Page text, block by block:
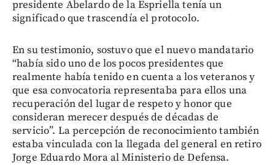
presidente Abelardo de la Espriella tenía un
significado que trascendía el protocolo.
En su testimonio, sostuvo que el nuevo mandatario
“había sido uno de los pocos presidentes que
realmente había tenido en cuenta a los veteranos y
que esa convocatoria representaba para ellos una
recuperación del lugar de respeto y honor que
consideran merecer después de décadas de
servicio”. La percepción de reconocimiento también
estaba vinculada con la llegada del general en retiro
Jorge Eduardo Mora al Ministerio de Defensa.